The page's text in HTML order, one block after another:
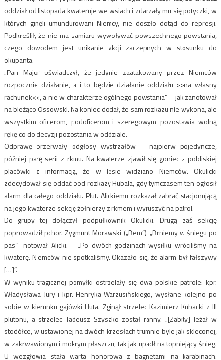
oddział od listopada kwateruje we wsiach i zdarzały mu się potyczki, w
których ginęli umundurowani Niemcy, nie doszło dotąd do represji.
Podkreślił, że nie ma zamiaru wywoływać powszechnego powstania,
czego dowodem jest unikanie akcji zaczepnych w stosunku do
okupanta.
„Pan Major oświadczył, że jedynie zaatakowany przez Niemców
rozpocznie działanie, a i to będzie działanie oddziału >>na własny
rachunek<<, a nie w charakterze ogólnego powstania” – jak zanotował
na bieżąco Ossowski. Na koniec dodał, że sam rozkazu nie wykona, ale
wszystkim oficerom, podoficerom i szeregowym pozostawia wolną
rękę co do decyzji pozostania w oddziale.
Odprawę przerwały odgłosy wystrzałów – najpierw pojedyncze,
później parę serii z rkmu. Na kwaterze zjawił się goniec z pobliskiej
placówki z informacją, że w lesie widziano Niemców. Okulicki
zdecydował się oddać pod rozkazy Hubala, gdy tymczasem ten ogłosił
alarm dla całego oddziału. Plut. Alickiemu rozkazał zabrać stacjonującą
na jego kwaterze sekcję żołnierzy z rkmem i wyruszyć na patrol.
Do grupy tej dołączył podpułkownik Okulicki. Drugą zaś sekcję
poprowadził pchor. Zygmunt Morawski („Bem”). „Brniemy w śniegu po
pas”- notował Alicki. – „Po dwóch godzinach wysiłku wróciliśmy na
kwaterę. Niemców nie spotkaliśmy. Okazało się, że alarm był fałszywy
[…]”.
W wyniku tragicznej pomyłki ostrzelały się dwa polskie patrole: kpr.
Władysława Jury i kpr. Henryka Warzusińskiego, wysłane kolejno po
sobie w kierunku gajówki Huta. Zginął strzelec Kazimierz Kubacki z III
plutonu, a strzelec Tadeusz Szyszko został ranny. „[Zabity] leżał w
stodółce, w ustawionej na dwóch krzesłach trumnie byle jak skleconej,
w zakrwawionym i mokrym płaszczu, tak jak upadł na topniejący śnieg.
U wezgłowia stała warta honorowa z bagnetami na karabinach.